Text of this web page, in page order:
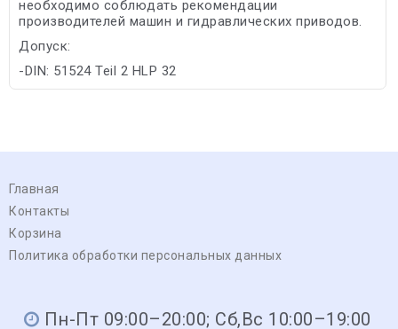
необходимо соблюдать рекомендации
производителей машин и гидравлических приводов.
Допуск:
-DIN: 51524 Teil 2 HLP 32
Главная
Контакты
Корзина
Политика обработки персональных данных
Пн-Пт 09:00–20:00; Сб,Вс 10:00–19:00